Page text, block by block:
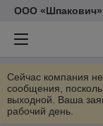
ООО «Шпакович»
Сейчас компания
сообщения,
выходной. Ваша
рабочий день.